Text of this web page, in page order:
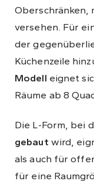
Oberschränken,
versehen. Für
der
Küchenzeile
Modell eignet
Räume ab 8
Die L-Form, bei
gebaut wird,
als auch für
für eine